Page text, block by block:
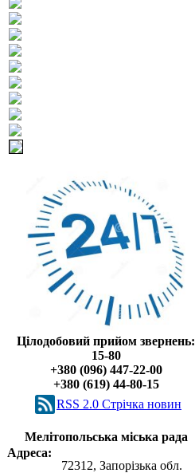
Цілодобовий прийом звернень:
15-80
+380 (096) 447-22-00
+380 (619) 44-80-15
RSS 2.0 Cтрічка новин
Мелітопольська міська рада
Адреса:
72312, Запорізька обл.